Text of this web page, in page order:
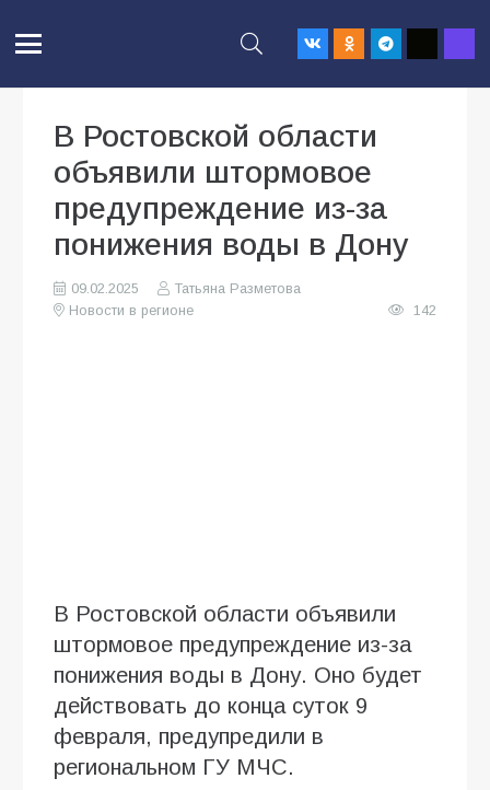
В Ростовской области
объявили штормовое
предупреждение из-за
понижения воды в Дону
09.02.2025
Татьяна Разметова
Новости в регионе
142
В Ростовской области объявили
штормовое предупреждение из-за
понижения воды в Дону. Оно будет
действовать до конца суток 9
февраля, предупредили в
региональном ГУ МЧС.